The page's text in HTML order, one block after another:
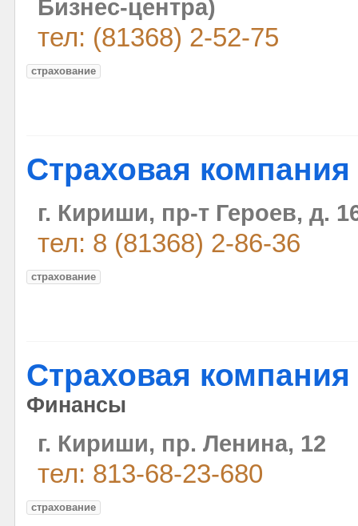
Бизнес-центра)
тел: (81368) 2-52-75
страхование
Страховая
г. Кириши, пр-т Героев, д.
тел: 8 (81368) 2-86-36
страхование
Страховая компания
Финансы
г. Кириши, пр. Ленина, 12
тел: 813-68-23-680
страхование